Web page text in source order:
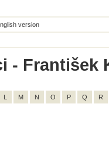
version
- František
L M N O P Q R